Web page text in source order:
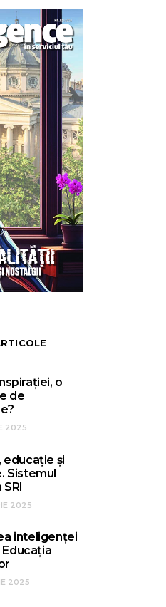
o
de
2025
educație și
Sistemul
2025
inteligenței
2025